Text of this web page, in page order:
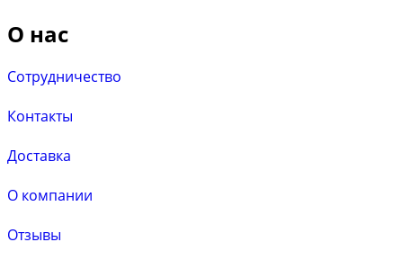
О нас
Сотрудничество
Контакты
Доставка
О компании
Отзывы